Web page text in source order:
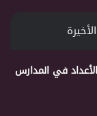
الأخيرة
في المدارس